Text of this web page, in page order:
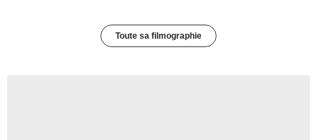
Toute sa filmographie